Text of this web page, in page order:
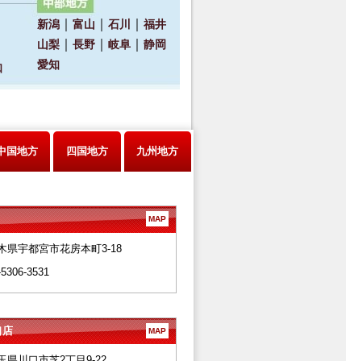
国地方 四国地方 九州地方
MAP
県宇都宮市花房本町3-18
3531
店 MAP